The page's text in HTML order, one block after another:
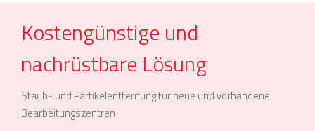
Kostengünstige und
nachrüstbare Lösung
Staub- und Partikelentfernung für neue und vorhandene
Bearbeitungszentren